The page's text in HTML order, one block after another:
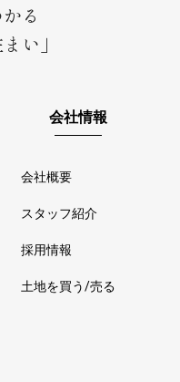
る
い」
会社情報
会社概要
スタッフ紹介
採用情報
土地を買う/売る